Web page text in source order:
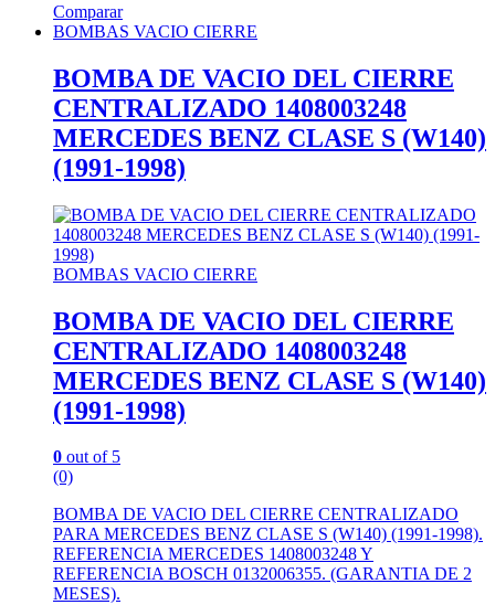
Comparar
BOMBAS VACIO CIERRE
BOMBA DE VACIO DEL CIERRE
CENTRALIZADO 1408003248
MERCEDES BENZ CLASE S (W140)
(1991-1998)
BOMBAS VACIO CIERRE
BOMBA DE VACIO DEL CIERRE
CENTRALIZADO 1408003248
MERCEDES BENZ CLASE S (W140)
(1991-1998)
0 out of 5
(0)
BOMBA DE VACIO DEL CIERRE CENTRALIZADO
PARA MERCEDES BENZ CLASE S (W140) (1991-1998).
REFERENCIA MERCEDES 1408003248 Y
REFERENCIA BOSCH 0132006355. (GARANTIA DE 2
MESES).